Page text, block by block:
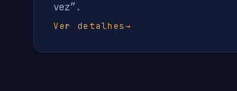
vez”.
Ver detalhes→